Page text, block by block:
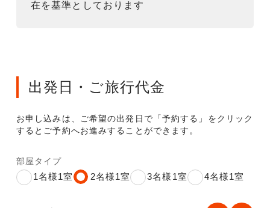
在を基準としております
出発日・ご旅行代金
お申し込みは、ご希望の出発日で「予約する」をクリック
するとご予約へお進みすることができます。
部屋タイプ
1名様1室 2名様1室 3名様1室 4名様1室